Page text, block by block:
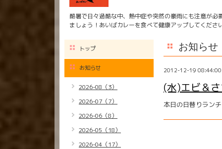
酷暑で日々過酷な中、熱中症や突然の豪雨にも注意が
ましょう！あいばカレーを食べて健康アップしてくださ
お知らせ
2012-12-19 08:44:00
(水)エビ＆
本日の日替りラン
トップ
お知らせ
2026-08（3）
2026-07（7）
2026-06（8）
2026-05（18）
2026-04（17）